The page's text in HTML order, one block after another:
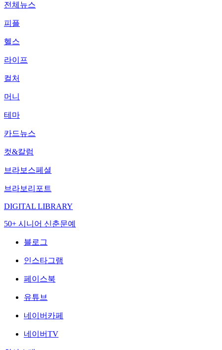
전체뉴스
피플
헬스
라이프
컬처
머니
테마
카드뉴스
컷&칼럼
브라보스페셜
브라보리포트
DIGITAL LIBRARY
50+ 시니어 신춘문예
블로그
인스타그램
페이스북
유튜브
네이버카페
네이버TV